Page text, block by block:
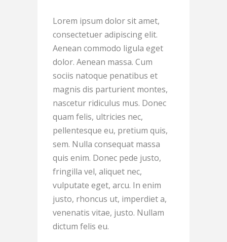
Lorem ipsum dolor sit amet,
consectetuer adipiscing elit.
Aenean commodo ligula eget
dolor. Aenean massa. Cum
sociis natoque penatibus et
magnis dis parturient montes,
nascetur ridiculus mus. Donec
quam felis, ultricies nec,
pellentesque eu, pretium quis,
sem. Nulla consequat massa
quis enim. Donec pede justo,
fringilla vel, aliquet nec,
vulputate eget, arcu. In enim
justo, rhoncus ut, imperdiet a,
venenatis vitae, justo. Nullam
dictum felis eu.